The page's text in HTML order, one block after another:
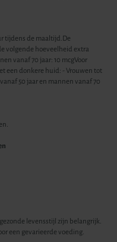
tijdens de maaltijd.De
volgende hoeveelheid extra
vanaf 70 jaar: 10 mcgVoor
een donkere huid: - Vrouwen tot
50 jaar en mannen vanaf 70
levensstijl zijn belangrijk.
een gevarieerde voeding.